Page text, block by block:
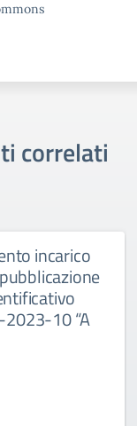
correlati
incarico
2023-10 “A